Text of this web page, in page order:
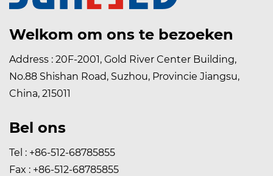
Welkom om ons te bezoeken
Address : 20F-2001, Gold River Center Building,
No.88 Shishan Road, Suzhou, Provincie Jiangsu,
China, 215011
Bel ons
Tel : +86-512-68785855
Fax : +86-512-68785855